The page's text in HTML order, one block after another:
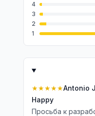
4
3
2
1
★★★★★Antonio
Happy
Просьба к